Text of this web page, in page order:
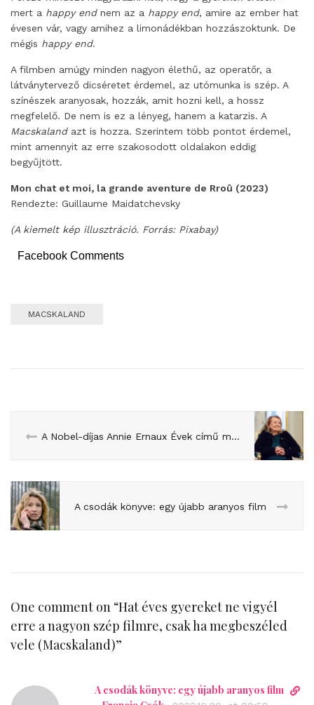
mert a happy endnem az a happy end, amire az ember hat
évesen vár, vagy amihez a limonádékban hozzászoktunk. De
mégis happy end.
A filmben amúgy minden nagyon élethű, az operatőr, a
látványtervező dicséretet érdemel, az utómunka is szép. A
színészek aranyosak, hozzák, amit hozni kell, a hossz
megfelelő. De nem is ez a lényeg, hanem a katarzis. A
Macskalandazt is hozza. Szerintem több pontot érdemel,
mint amennyit az erre szakosodott oldalakon eddig
begyűjtött.
Mon chat et moi, la grande aventure de Rroû (2023)
Rendezte: Guillaume Maidatchevsky
(A kiemelt kép illusztráció. Forrás: Pixabay)
Facebook Comments
MACSKALAND
A Nobel-díjas Annie Ernaux Évek című művéről
A csodák könyve: egy újabb aranyos film
One comment on “Hat éves gyereket ne vigyél
erre a nagyon szép filmre, csak ha megbeszéled
vele (Macskaland)”
A csodák könyve: egy újabb aranyos film D